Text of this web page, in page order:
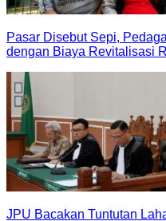
Pasar Disebut Sepi,
dengan Biaya Revitalisasi
JPU Bacakan Tuntutan